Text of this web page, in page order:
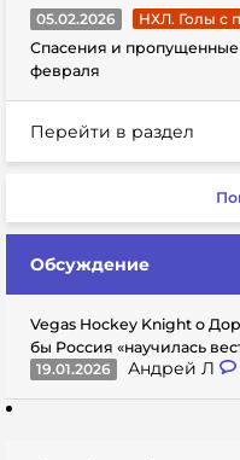
05.02.2026
НХЛ. Голы с
Спасения и пропущенные
февраля
Перейти в раздел
Обсуждение
Vegas Hockey Knight о
бы Россия «научилась
19.01.2026
Андрей Л